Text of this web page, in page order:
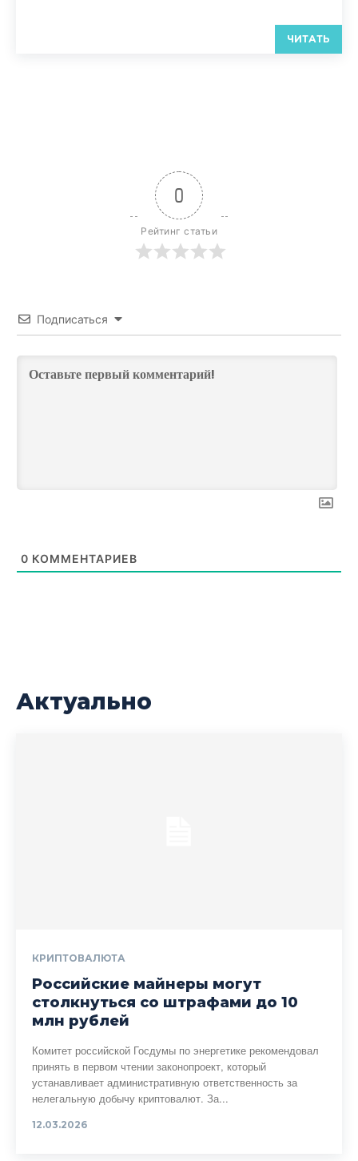
ЧИТАТЬ
0
Рейтинг статьи
Подписаться
0 КОММЕНТАРИЕВ
Актуально
КРИПТОВАЛЮТА
Российские майнеры могут
столкнуться со штрафами до 10
млн рублей
Комитет российской Госдумы по энергетике рекомендовал
принять в первом чтении законопроект, который
устанавливает административную ответственность за
нелегальную добычу криптовалют. За...
12.03.2026